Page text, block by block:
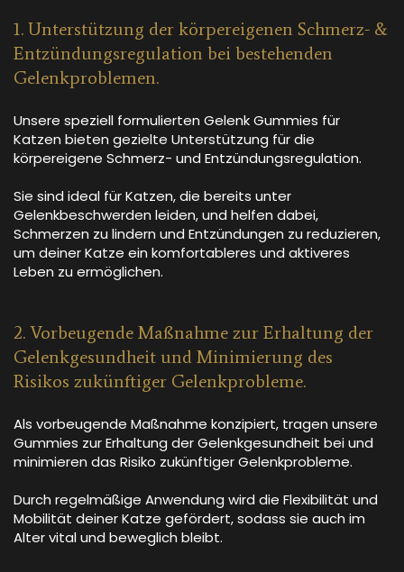
1. Unterstützung der körpereigenen Schmerz- &
Entzündungsregulation bei bestehenden
Gelenkproblemen.
Unsere speziell formulierten Gelenk Gummies für
Katzen bieten gezielte Unterstützung für die
körpereigene Schmerz- und Entzündungsregulation.
Sie sind ideal für Katzen, die bereits unter
Gelenkbeschwerden leiden, und helfen dabei,
Schmerzen zu lindern und Entzündungen zu reduzieren,
um deiner Katze ein komfortableres und aktiveres
Leben zu ermöglichen.
2. Vorbeugende Maßnahme zur Erhaltung der
Gelenkgesundheit und Minimierung des
Risikos zukünftiger Gelenkprobleme.
Als vorbeugende Maßnahme konzipiert, tragen unsere
Gummies zur Erhaltung der Gelenkgesundheit bei und
minimieren das Risiko zukünftiger Gelenkprobleme.
Durch regelmäßige Anwendung wird die Flexibilität und
Mobilität deiner Katze gefördert, sodass sie auch im
Alter vital und beweglich bleibt.